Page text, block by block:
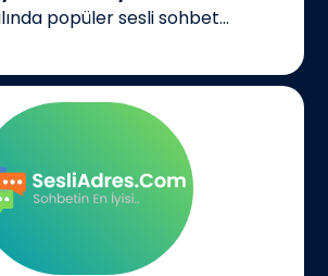
popüler sesli sohbet...